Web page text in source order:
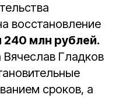
восстановление
млн рублей.
Вячеслав Гладков
сроков, а